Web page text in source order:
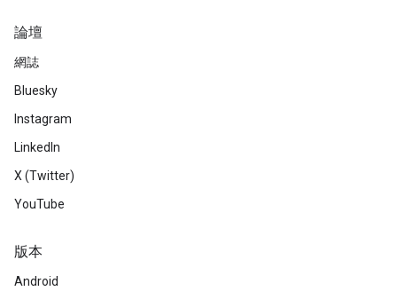
論壇
網誌
Bluesky
Instagram
LinkedIn
X (Twitter)
YouTube
版本
Android